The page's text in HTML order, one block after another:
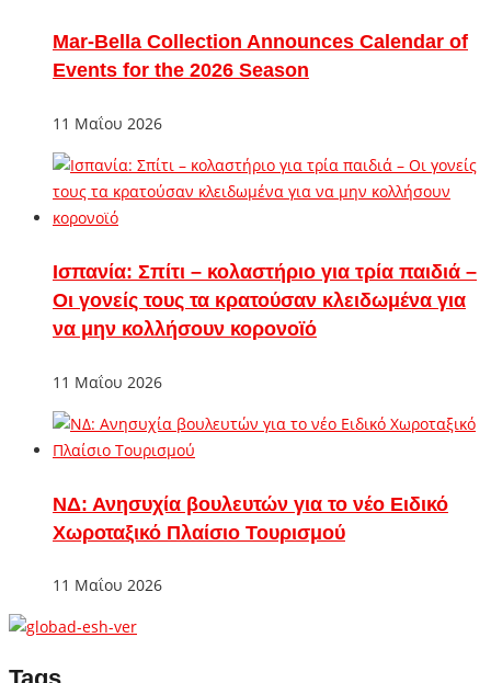
Mar-Bella Collection Announces Calendar of
Events for the 2026 Season
11 Μαΐου 2026
Ισπανία: Σπίτι – κολαστήριο για τρία παιδιά –
Οι γονείς τους τα κρατούσαν κλειδωμένα για
να μην κολλήσουν κορονοϊό
11 Μαΐου 2026
ΝΔ: Ανησυχία βουλευτών για το νέο Ειδικό
Χωροταξικό Πλαίσιο Τουρισμού
11 Μαΐου 2026